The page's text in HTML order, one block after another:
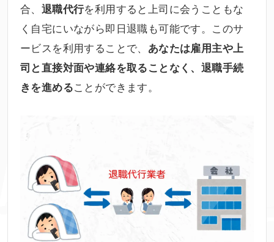
合、 退職代行を利用すると上司に会うこともな
く自宅にいながら即日退職も可能です。このサ
ービスを利用することで、 あなたは雇用主や上
司と直接対面や連絡を取ることなく、退職手続
きを進めることができます。